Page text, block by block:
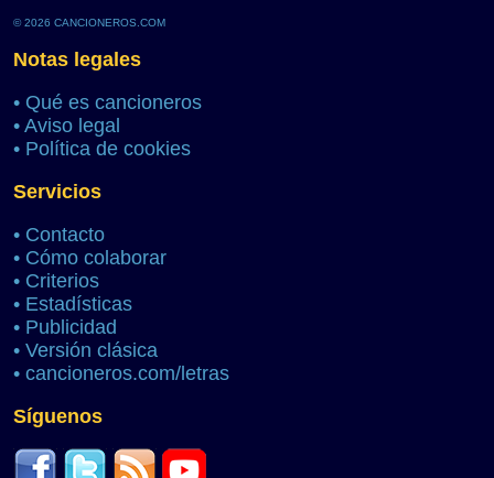
© 2026 CANCIONEROS.COM
Notas legales
• Qué es cancioneros
• Aviso legal
• Política de cookies
Servicios
• Contacto
• Cómo colaborar
• Criterios
• Estadísticas
• Publicidad
• Versión clásica
• cancioneros.com/letras
Síguenos